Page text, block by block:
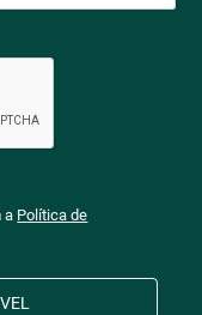
a Política de